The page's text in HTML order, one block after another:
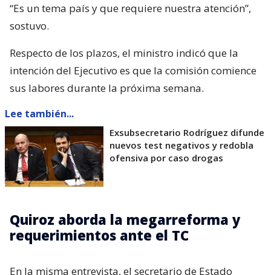
“Es un tema país y que requiere nuestra atención”,
sostuvo.
Respecto de los plazos, el ministro indicó que la
intención del Ejecutivo es que la comisión comience
sus labores durante la próxima semana.
Lee también...
Exsubsecretario Rodríguez difunde
nuevos test negativos y redobla
ofensiva por caso drogas
Quiroz aborda la megarreforma y
requerimientos ante el TC
En la misma entrevista, el secretario de Estado